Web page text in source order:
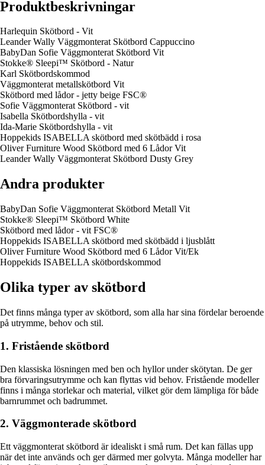
Produktbeskrivningar
Harlequin Skötbord - Vit
Leander Wally Väggmonterat Skötbord Cappuccino
BabyDan Sofie Väggmonterat Skötbord Vit
Stokke® Sleepi™ Skötbord - Natur
Karl Skötbordskommod
Väggmonterat metallskötbord Vit
Skötbord med lådor - jetty beige FSC®
Sofie Väggmonterat Skötbord - vit
Isabella Skötbordshylla - vit
Ida-Marie Skötbordshylla - vit
Hoppekids ISABELLA skötbord med skötbädd i rosa
Oliver Furniture Wood Skötbord med 6 Lådor Vit
Leander Wally Väggmonterat Skötbord Dusty Grey
Andra produkter
BabyDan Sofie Väggmonterat Skötbord Metall Vit
Stokke® Sleepi™ Skötbord White
Skötbord med lådor - vit FSC®
Hoppekids ISABELLA skötbord med skötbädd i ljusblått
Oliver Furniture Wood Skötbord med 6 Lådor Vit/Ek
Hoppekids ISABELLA skötbordskommod
Olika typer av skötbord
Det finns många typer av skötbord, som alla har sina fördelar beroende
på utrymme, behov och stil.
1. Fristående skötbord
Den klassiska lösningen med ben och hyllor under skötytan. De ger
bra förvaringsutrymme och kan flyttas vid behov. Fristående modeller
finns i många storlekar och material, vilket gör dem lämpliga för både
barnrummet och badrummet.
2. Väggmonterade skötbord
Ett väggmonterat skötbord är idealiskt i små rum. Det kan fällas upp
när det inte används och ger därmed mer golvyta. Många modeller har